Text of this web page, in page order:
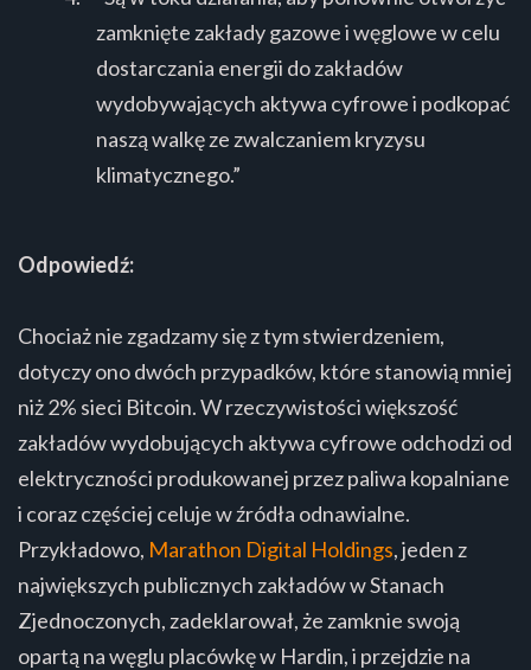
zamknięte zakłady gazowe i węglowe w celu
dostarczania energii do zakładów
wydobywających aktywa cyfrowe i podkopać
naszą walkę ze zwalczaniem kryzysu
klimatycznego.”
Odpowiedź:
Chociaż nie zgadzamy się z tym stwierdzeniem,
dotyczy ono dwóch przypadków, które stanowią mniej
niż 2% sieci Bitcoin. W rzeczywistości większość
zakładów wydobujących aktywa cyfrowe odchodzi od
elektryczności produkowanej przez paliwa kopalniane
i coraz częściej celuje w źródła odnawialne.
Przykładowo, Marathon Digital Holdings, jeden z
największych publicznych zakładów w Stanach
Zjednoczonych, zadeklarował, że zamknie swoją
opartą na węglu placówkę w Hardin, i przejdzie na